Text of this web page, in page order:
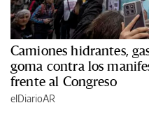
Camiones hidrantes,
goma contra los
frente al Congreso
elDiarioAR